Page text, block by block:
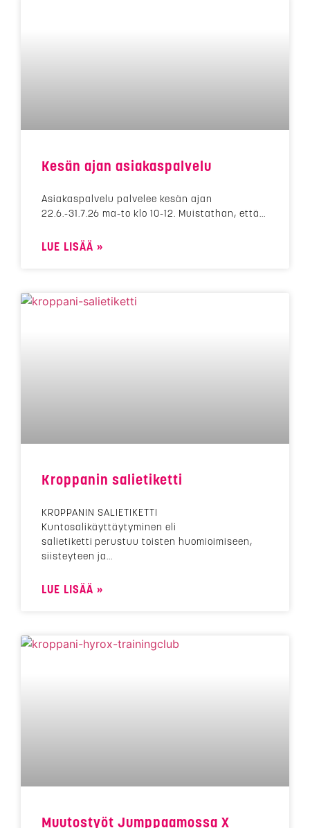
Kesän ajan asiakaspalvelu
Asiakaspalvelu palvelee kesän ajan
22.6.-31.7.26 ma-to klo 10-12. Muistathan, että
LUE LISÄÄ »
Kroppanin salietiketti
KROPPANIN SALIETIKETTI
Kuntosalikäyttäytyminen eli
salietiketti perustuu toisten huomioimiseen,
siisteyteen ja
LUE LISÄÄ »
Muutostyöt Jumppaamossa X